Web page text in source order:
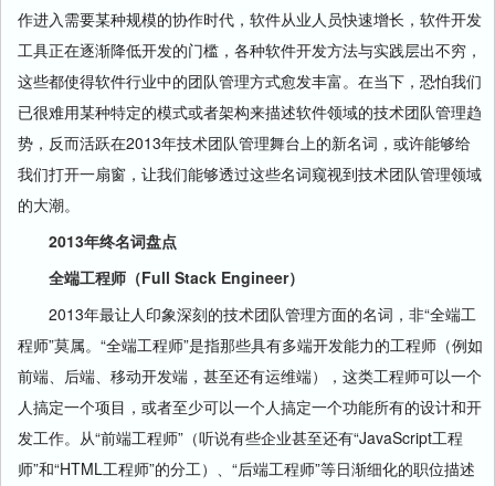
作进入需要某种规模的协作时代，软件从业人员快速增长，软件开发
工具正在逐渐降低开发的门槛，各种软件开发方法与实践层出不穷，
这些都使得软件行业中的团队管理方式愈发丰富。在当下，恐怕我们
已很难用某种特定的模式或者架构来描述软件领域的技术团队管理趋
势，反而活跃在2013年技术团队管理舞台上的新名词，或许能够给
我们打开一扇窗，让我们能够透过这些名词窥视到技术团队管理领域
的大潮。
2013年终名词盘点
全端工程师（Full Stack Engineer）
2013年最让人印象深刻的技术团队管理方面的名词，非“全端工
程师”莫属。“全端工程师”是指那些具有多端开发能力的工程师（例如
前端、后端、移动开发端，甚至还有运维端），这类工程师可以一个
人搞定一个项目，或者至少可以一个人搞定一个功能所有的设计和开
发工作。从“前端工程师”（听说有些企业甚至还有“JavaScript工程
师”和“HTML工程师”的分工）、“后端工程师”等日渐细化的职位描述